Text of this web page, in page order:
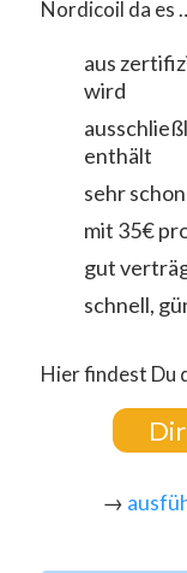
Nordicoil da es
aus
wird
enthält
sehr
mit 35€
gut
schnell,
Hier findest Du
→